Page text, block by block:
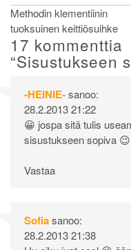
Artikkelien
selaus
Methodin klementiinin
tuoksuinen keittiösuihke
17 kommenttia
“Sisustukseen
-HEINIE-sanoo:
28.2.2013 21:22
😀 jospa sitä tulis
sisustukseen sopiva 😉
Vastaa
Sofiasanoo:
28.2.2013 21:38